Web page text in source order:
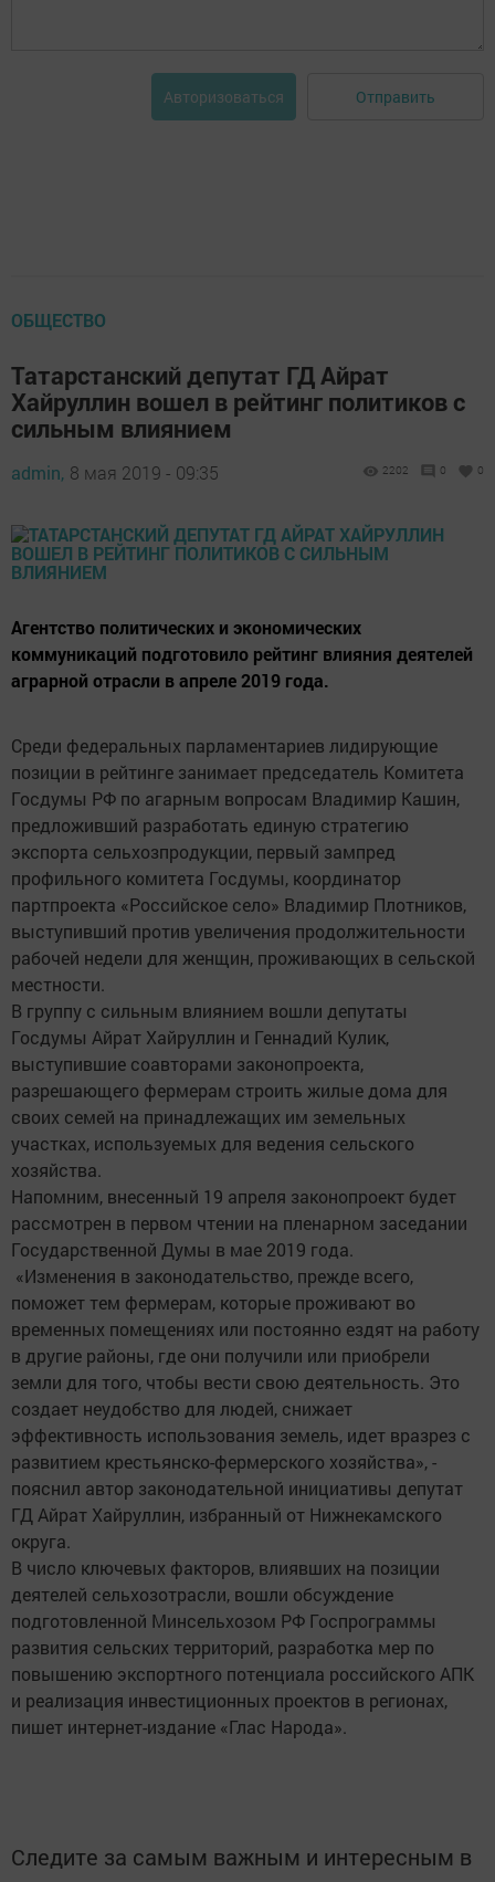
Авторизоваться Отправить
ОБЩЕСТВО
Татарстанский депутат ГД Айрат
Хайруллин вошел в рейтинг политиков с
сильным влиянием
admin, 8 мая 2019 - 09:35 2202 0 0
Агентство политических и экономических
коммуникаций подготовило рейтинг влияния деятелей
аграрной отрасли в апреле 2019 года.
Среди федеральных парламентариев лидирующие
позиции в рейтинге занимает председатель Комитета
Госдумы РФ по агарным вопросам Владимир Кашин,
предложивший разработать единую стратегию
экспорта сельхозпродукции, первый зампред
профильного комитета Госдумы, координатор
партпроекта «Российское село» Владимир Плотников,
выступивший против увеличения продолжительности
рабочей недели для женщин, проживающих в сельской
местности.
В группу с сильным влиянием вошли депутаты
Госдумы Айрат Хайруллин и Геннадий Кулик,
выступившие соавторами законопроекта,
разрешающего фермерам строить жилые дома для
своих семей на принадлежащих им земельных
участках, используемых для ведения сельского
хозяйства.
Напомним, внесенный 19 апреля законопроект будет
рассмотрен в первом чтении на пленарном заседании
Государственной Думы в мае 2019 года.
«Изменения в законодательство, прежде всего,
поможет тем фермерам, которые проживают во
временных помещениях или постоянно ездят на работу
в другие районы, где они получили или приобрели
земли для того, чтобы вести свою деятельность. Это
создает неудобство для людей, снижает
эффективность использования земель, идет вразрез с
развитием крестьянско-фермерского хозяйства», -
пояснил автор законодательной инициативы депутат
ГД Айрат Хайруллин, избранный от Нижнекамского
округа.
В число ключевых факторов, влиявших на позиции
деятелей сельхозотрасли, вошли обсуждение
подготовленной Минсельхозом РФ Госпрограммы
развития сельских территорий, разработка мер по
повышению экспортного потенциала российского АПК
и реализация инвестиционных проектов в регионах,
пишет интернет-издание «Глас Народа».
Следите за самым важным и интересным в